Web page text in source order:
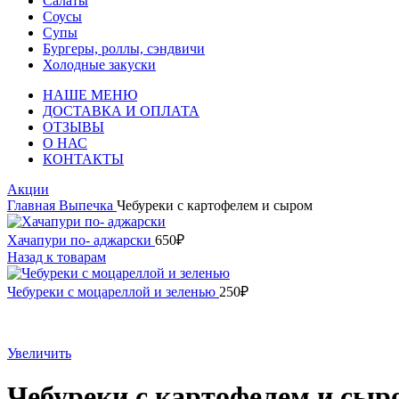
Соусы
Супы
Бургеры, роллы, сэндвичи
Холодные закуски
НАШЕ МЕНЮ
ДОСТАВКА И ОПЛАТА
ОТЗЫВЫ
О НАС
КОНТАКТЫ
Акции
Главная Выпечка Чебуреки с картофелем и сыром
Хачапури по- аджарски 650₽
Назад к товарам
Чебуреки с моцареллой и зеленью 250₽
Увеличить